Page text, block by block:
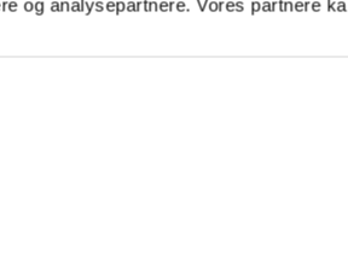
og analysepartnere. Vores partnere